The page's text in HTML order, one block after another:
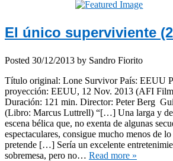
El único superviviente
Posted 30/12/2013 by Sandro Fiorito
Título original: Lone Survivor País: EEUU
proyección: EEUU, 12 Nov. 2013 (AFI
Duración: 121 min. Director: Peter Berg
(Libro: Marcus Luttrell) “[…] Una larga y
escena bélica que, no exenta de algunas
espectaculares, consigue mucho menos de
pretende […] Sería un excelente
sobremesa, pero no… Read more »